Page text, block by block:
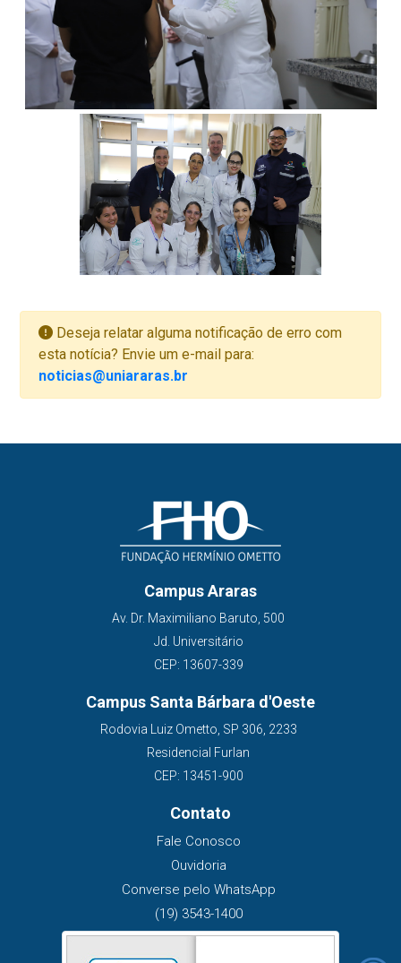
Deseja relatar alguma notificação de erro com
esta notícia? Envie um e-mail para:
noticias@uniararas.br
Campus Araras
Av. Dr. Maximiliano Baruto, 500
Jd. Universitário
CEP: 13607-339
Campus Santa Bárbara d'Oeste
Rodovia Luiz Ometto, SP 306, 2233
Residencial Furlan
CEP: 13451-900
Contato
Fale Conosco
Ouvidoria
Converse pelo WhatsApp
(19) 3543-1400